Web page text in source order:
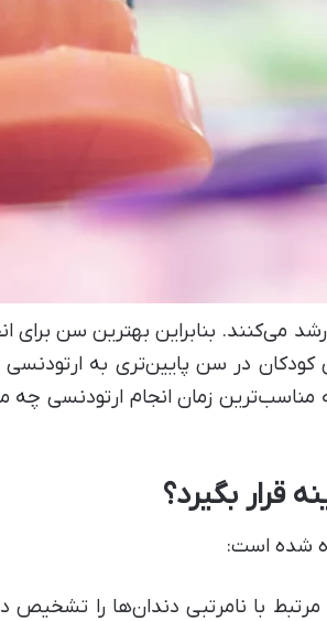
در سن پایین‌تری به ارتودنسی
مناسب‌ترین زمان انجام ارتودنسی چه
شده است:
با نامرتبی دندان‌ها را